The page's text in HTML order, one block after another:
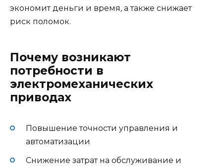
экономит деньги и время, а также снижает
риск поломок.
Почему возникают
потребности в
электромеханических
приводах
Повышение точности управления и
автоматизации
Снижение затрат на обслуживание и